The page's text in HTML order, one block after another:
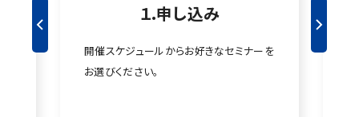
１.申し込み
開催スケジュールからお好きなセミナーを
お選びください。